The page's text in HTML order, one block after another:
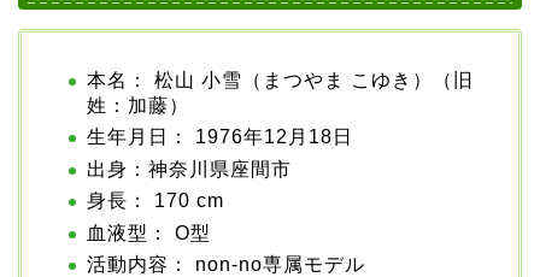
本名： 松山 小雪（まつやま こゆき）（旧
姓：加藤）
生年月日： 1976年12月18日
出身：神奈川県座間市
身長： 170 cm
血液型： O型
活動内容： non-no専属モデル